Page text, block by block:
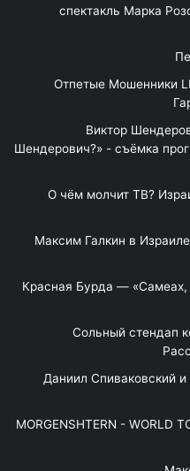
спектакль Марка
Отпетые Мошенники
Виктор
Шендерович?» - съёмка
«О чём молчит ТВ?
Максим Галкин в
Красная Бурда — «Самеах,
"Сольный стендап
"Даниил Спиваковский
MORGENSHTERN - WORLD